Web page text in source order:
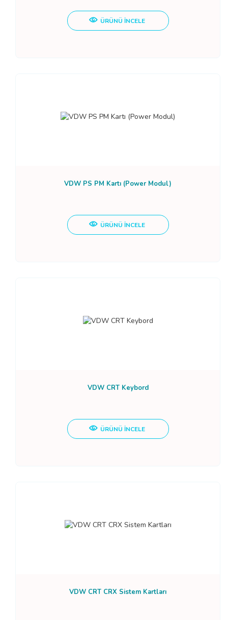
ÜRÜNÜ İNCELE
VDW PS PM Kartı (Power Modul)
ÜRÜNÜ İNCELE
VDW CRT Keybord
ÜRÜNÜ İNCELE
VDW CRT CRX Sistem Kartları